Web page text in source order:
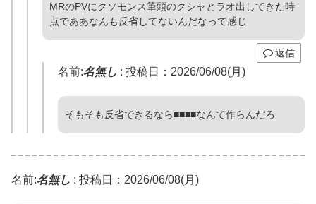
MRのPVにクソモンス筆頭のクシャとラオ出してきた時
点でああなんも反省してないんだなって感じ
返信
名前:名無し : 投稿日：2026/06/08(月)
そもそも反省できるなら■■■■なんて作らんだろ
名前:名無し : 投稿日：2026/06/08(月)